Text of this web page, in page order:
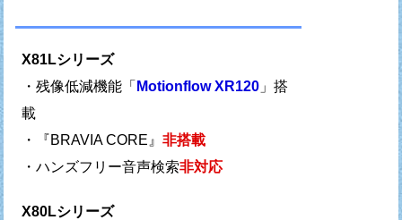
X81Lシリーズ
・残像低減機能「 Motionflow XR120」搭
載
・『BRAVIA CORE』 非搭載
・ハンズフリー音声検索非対応
X80Lシリーズ